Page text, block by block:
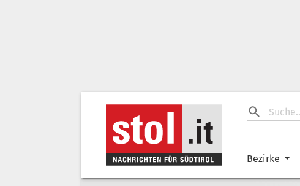
Bezirke